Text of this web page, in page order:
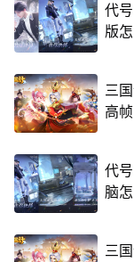
代
版
三
高
代
脑
三